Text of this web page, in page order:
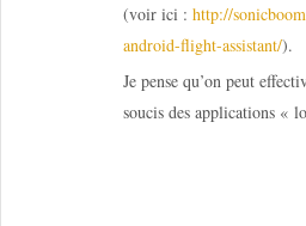
(voir ici : http://
android-flight-assistant/).
Je pense qu’on peut
soucis des applications «